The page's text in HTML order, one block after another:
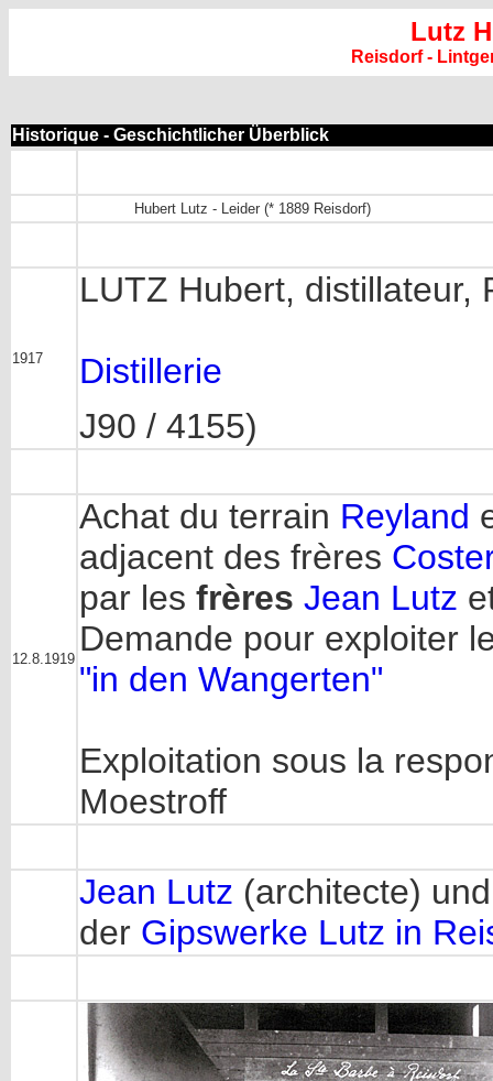
Lutz
Reisdorf -
Historique - Geschichtlicher Überblick
Hubert Lutz - Leider (* 1889 Reisdorf)
1917
LUTZ Hubert, distillateur,
Distillerie
J90 / 4155)
12.8.1919
Achat du terrain Reyland
adjacent des frères
par les frères Jean Lutz
Demande pour exploiter
"in den Wangerten"
Exploitation sous la
Moestroff
Jean Lutz (architecte)
der Gipswerke Lutz in